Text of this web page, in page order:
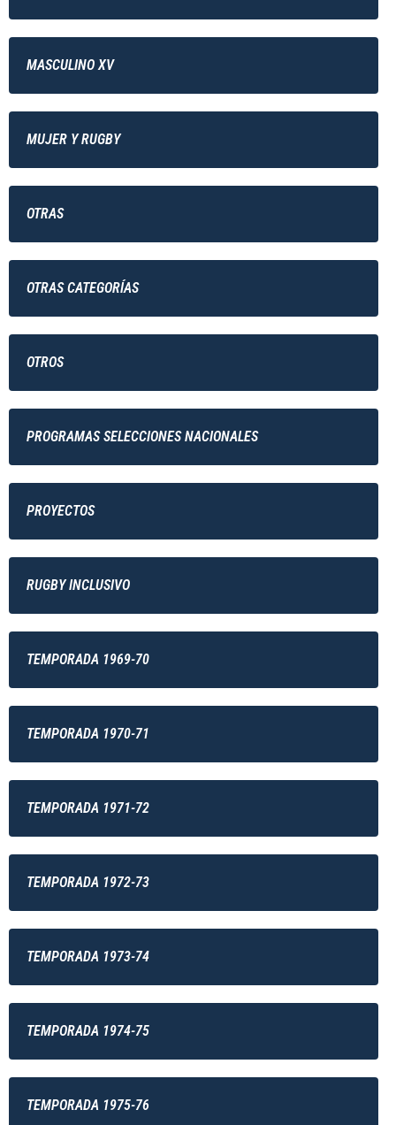
MASCULINO XV
MUJER Y RUGBY
OTRAS
OTRAS CATEGORÍAS
OTROS
PROGRAMAS SELECCIONES NACIONALES
PROYECTOS
RUGBY INCLUSIVO
TEMPORADA 1969-70
TEMPORADA 1970-71
TEMPORADA 1971-72
TEMPORADA 1972-73
TEMPORADA 1973-74
TEMPORADA 1974-75
TEMPORADA 1975-76